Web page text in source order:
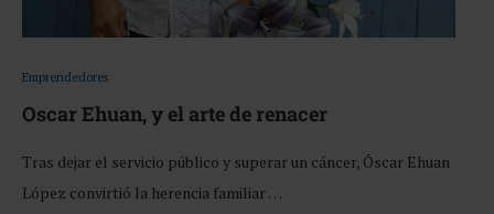
Emprendedores
Oscar Ehuan, y el arte de renacer
Tras dejar el servicio público y superar un cáncer, Óscar Ehuan
López convirtió la herencia familiar …